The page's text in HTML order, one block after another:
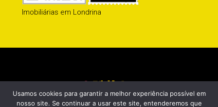
Imobiliárias em Londrina
Usamos cookies para garantir a melhor experiência possível em
nosso site. Se continuar a usar este site, entenderemos que